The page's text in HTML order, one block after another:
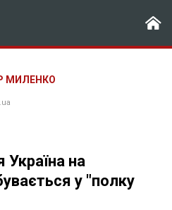
МИЛЕНКО
Україна на
у "полку